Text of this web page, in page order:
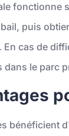
fonctionne
puis
cas de
dans le parc
bénéficient